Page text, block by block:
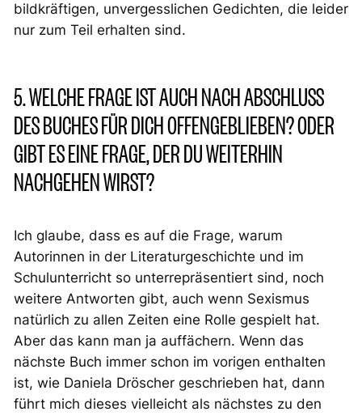
bildkräftigen, unvergesslichen Gedichten, die leider
nur zum Teil erhalten sind.
5. WELCHE FRAGE IST AUCH NACH ABSCHLUSS
DES BUCHES FÜR DICH OFFENGEBLIEBEN? ODER
GIBT ES EINE FRAGE, DER DU WEITERHIN
NACHGEHEN WIRST?
Ich glaube, dass es auf die Frage, warum
Autorinnen in der Literaturgeschichte und im
Schulunterricht so unterrepräsentiert sind, noch
weitere Antworten gibt, auch wenn Sexismus
natürlich zu allen Zeiten eine Rolle gespielt hat.
Aber das kann man ja auffächern. Wenn das
nächste Buch immer schon im vorigen enthalten
ist, wie Daniela Dröscher geschrieben hat, dann
führt mich dieses vielleicht als nächstes zu den